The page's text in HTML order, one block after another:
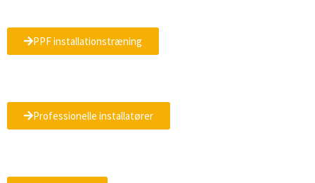
PPF installationstræning
Professionelle installatører